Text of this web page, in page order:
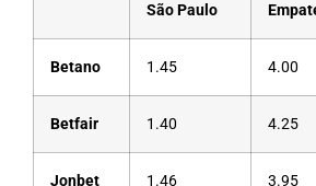
São Paulo
Betano 1.45 4.00
Betfair 1.40 4.25
Jonbet 1.46 3.95